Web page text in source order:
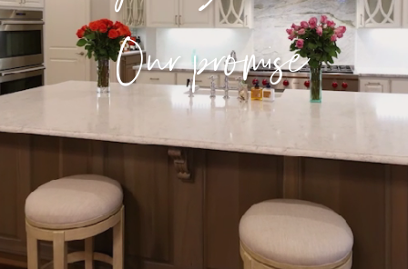
Our promise